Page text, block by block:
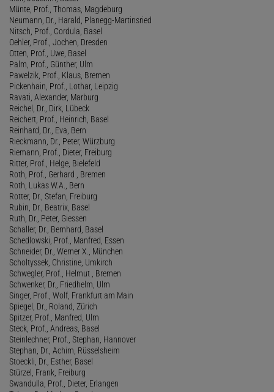
Münte, Prof., Thomas, Magdeburg
Neumann, Dr., Harald, Planegg-Martinsried
Nitsch, Prof., Cordula, Basel
Oehler, Prof., Jochen, Dresden
Otten, Prof., Uwe, Basel
Palm, Prof., Günther, Ulm
Pawelzik, Prof., Klaus, Bremen
Pickenhain, Prof., Lothar, Leipzig
Ravati, Alexander, Marburg
Reichel, Dr., Dirk, Lübeck
Reichert, Prof., Heinrich, Basel
Reinhard, Dr., Eva, Bern
Rieckmann, Dr., Peter, Würzburg
Riemann, Prof., Dieter, Freiburg
Ritter, Prof., Helge, Bielefeld
Roth, Prof., Gerhard , Bremen
Roth, Lukas W.A., Bern
Rotter, Dr., Stefan, Freiburg
Rubin, Dr., Beatrix, Basel
Ruth, Dr., Peter, Giessen
Schaller, Dr., Bernhard, Basel
Schedlowski, Prof., Manfred, Essen
Schneider, Dr., Werner X., München
Scholtyssek, Christine, Umkirch
Schwegler, Prof., Helmut , Bremen
Schwenker, Dr., Friedhelm, Ulm
Singer, Prof., Wolf, Frankfurt am Main
Spiegel, Dr., Roland, Zürich
Spitzer, Prof., Manfred, Ulm
Steck, Prof., Andreas, Basel
Steinlechner, Prof., Stephan, Hannover
Stephan, Dr., Achim, Rüsselsheim
Stoeckli, Dr., Esther, Basel
Stürzel, Frank, Freiburg
Swandulla, Prof., Dieter, Erlangen